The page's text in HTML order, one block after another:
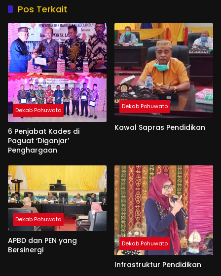
Pos Terkait
Dekab Pohuwato
6 Penjabat Kades di
Paguat ‘Diganjar’
Penghargaan
Dekab Pohuwato
Kawal Sapras Pendidikan
Dekab Pohuwato
APBD dan PEN yang
Bersinergi
Dekab Pohuwato
Infrastruktur Pendidikan